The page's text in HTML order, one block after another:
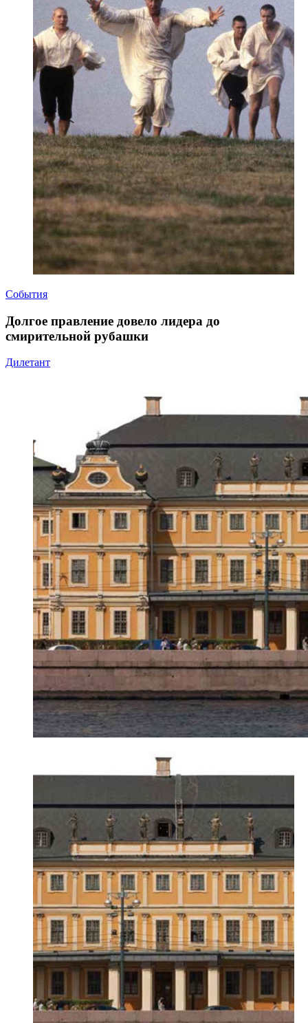
События
Долгое правление довело лидера до
смирительной рубашки
Дилетант